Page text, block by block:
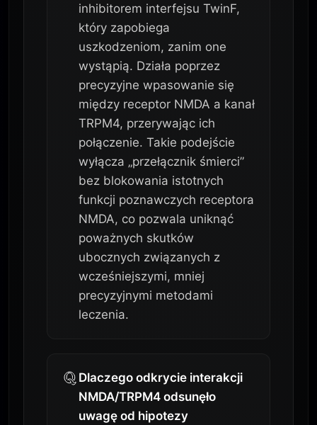
inhibitorem interfejsu TwinF,
który zapobiega
uszkodzeniom, zanim one
wystąpią. Działa poprzez
precyzyjne wpasowanie się
między receptor NMDA a kanał
TRPM4, przerywając ich
połączenie. Takie podejście
wyłącza „przełącznik śmierci”
bez blokowania istotnych
funkcji poznawczych receptora
NMDA, co pozwala uniknąć
poważnych skutków
ubocznych związanych z
wcześniejszymi, mniej
precyzyjnymi metodami
leczenia.
Dlaczego odkrycie interakcji
NMDA/TRPM4 odsunęło
uwagę od hipotezy